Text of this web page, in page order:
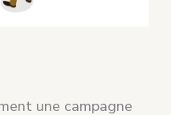
une campagne